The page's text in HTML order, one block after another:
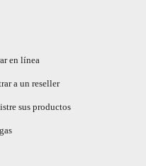
en línea
a un reseller
sus productos